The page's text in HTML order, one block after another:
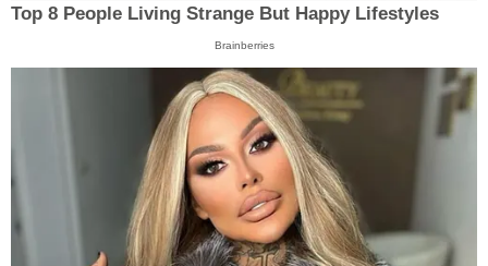
Top 8 People Living Strange But Happy Lifestyles
Brainberries